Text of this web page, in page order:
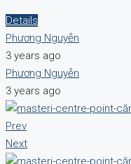
Details
Phương Nguyễn
3 years ago
Phương Nguyễn
3 years ago
Prev
Next